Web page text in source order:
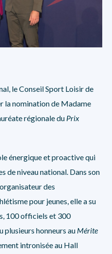
le Conseil Sport Loisir de
la nomination de Madame
régionale du Prix
énergique et proactive qui
de niveau national. Dans son
des
pour jeunes, elle a su
100 officiels et 300
plusieurs honneurs au Mérite
intronisée au Hall